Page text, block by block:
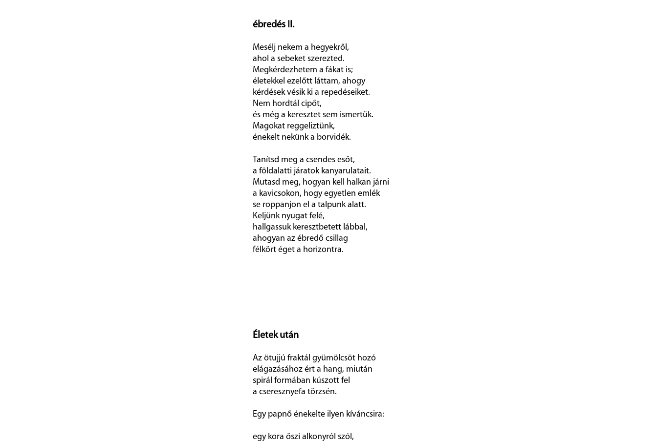
ébredés II.
Mesélj nekem a hegyekről,
ahol a sebeket szerezted.
Megkérdezhetem a fákat is;
életekkel ezelőtt láttam, ahogy
kérdések vésik ki a repedéseiket.
Nem hordtál cipőt,
és még a keresztet sem ismertük.
Magokat reggeliztünk,
énekelt nekünk a borvidék.
Tanítsd meg a csendes esőt,
a földalatti járatok kanyarulatait.
Mutasd meg, hogyan kell halkan járni
a kavicsokon, hogy egyetlen emlék
se roppanjon el a talpunk alatt.
Keljünk nyugat felé,
hallgassuk keresztbetett lábbal,
ahogyan az ébredő csillag
félkört éget a horizontra.
Életek után
Az ötujjú fraktál gyümölcsöt hozó
elágazásához ért a hang, miután
spirál formában kúszott fel
a cseresznyefa törzsén.
Egy papnő énekelte ilyen kíváncsira:
egy kora őszi alkonyról szól,